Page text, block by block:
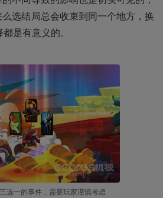
选结局总会收束到同一个地方，换
是有意义的。
选一的事件，需要玩家谨慎考虑